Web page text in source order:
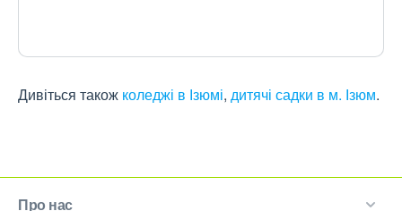
Дивіться також коледжі в Ізюмі, дитячі садки в м. Ізюм.
Про нас